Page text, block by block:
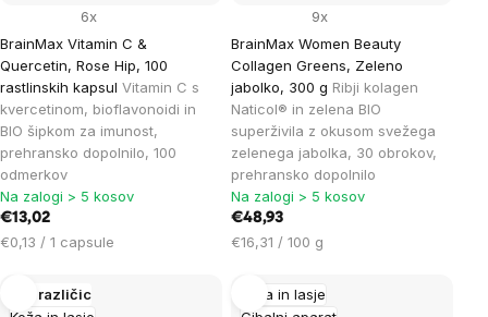
BrainMax Vitamin C &
Quercetin, Rose Hip, 100
rastlinskih kapsul Vitamin C s
kvercetinom, bioflavonoidi in
BIO šipkom za imunost,
prehransko dopolnilo, 100
odmerkov
6x
Na zalogi > 5 kosov
€13,02
Cena
€0,13 / 1 capsule
BrainMax Women Beauty
Collagen Greens, Zeleno
jabolko, 300 g Ribji kolagen
Naticol® in zelena BIO
superživila z okusom svežega
zelenega jabolka, 30 obrokov,
prehransko dopolnilo
9x
Na zalogi > 5 kosov
€48,93
Cena
enoto:
€16,31 / 100 g
Več različic
Koža in lasje